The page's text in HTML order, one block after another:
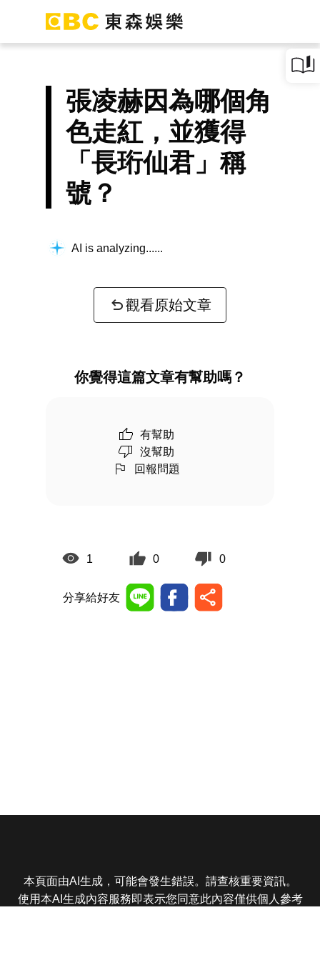
張凌赫因為哪個角
色走紅，並獲得
「長珩仙君」稱
號？
AI is analyzing...
觀看原始文章
你覺得這篇文章有幫助嗎？
有幫助
沒幫助
回報問題
1 0 0
分享給好友
本頁面由AI生成，可能會發生錯誤。請查核重要資訊。
使用本AI生成內容服務即表示您同意此內容僅供個人參考